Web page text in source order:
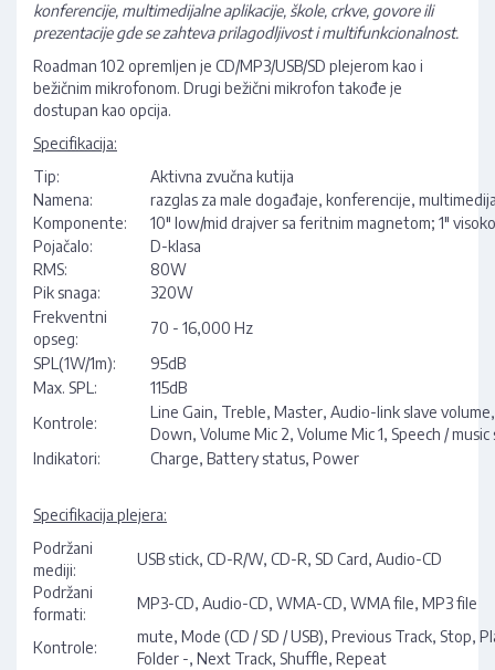
konferencije, multimedijalne aplikacije, škole, crkve, govore ili
prezentacije gde se zahteva prilagodljivost i multifunkcionalnost.
Roadman 102 opremljen je CD/MP3/USB/SD plejerom kao i
bežičnim mikrofonom. Drugi bežični mikrofon takođe je
dostupan kao opcija.
Specifikacija:
Tip:
Aktivna zvučna kutija
Namena:
razglas za male događaje, konferencije,
Komponente:
10" low/mid drajver sa feritnim magnetom; 1"
Pojačalo:
D-klasa
RMS:
80W
Pik snaga:
320W
Frekventni
opseg:
70 - 16,000 Hz
SPL(1W/1m):
95dB
Max. SPL:
115dB
Kontrole:
Line Gain, Treble, Master, Audio-link slave
Down, Volume Mic 2, Volume Mic 1, Speech /
Indikatori:
Charge, Battery status, Power
Specifikacija plejera:
Podržani
mediji:
USB stick, CD-R/W, CD-R, SD Card, Audio-CD
Podržani
formati:
MP3-CD, Audio-CD, WMA-CD, WMA file, MP3 file
Kontrole:
mute, Mode (CD / SD / USB), Previous Track, Stop,
Folder -, Next Track, Shuffle, Repeat